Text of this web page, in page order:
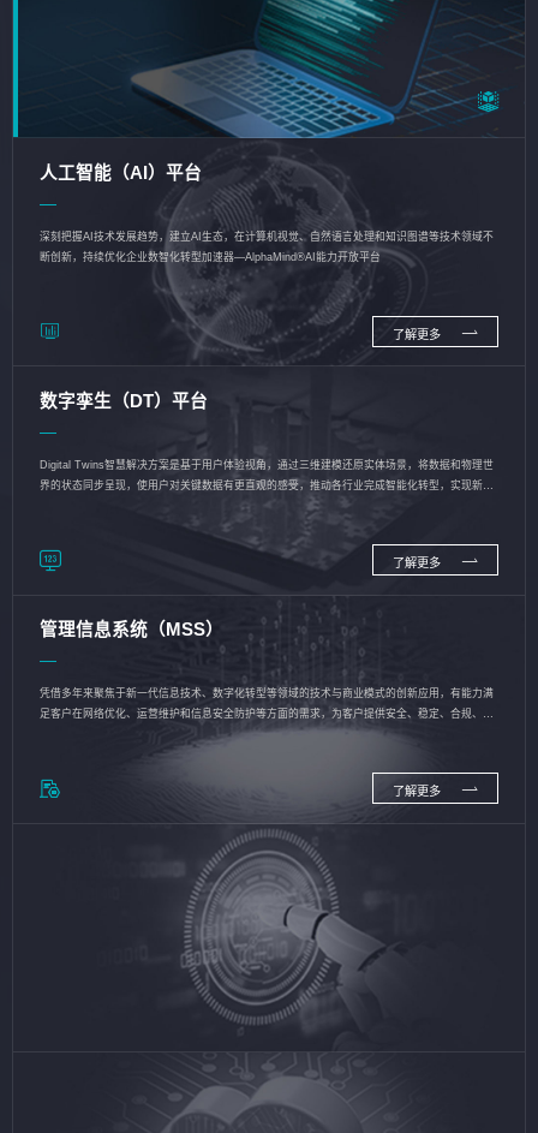
人工智能（AI）平台
深刻把握AI技术发展趋势，建立AI生态，在计算机视觉、自然语言处理和知识图谱等技术领域不
断创新，持续优化企业数智化转型加速器—AlphaMind®AI能力开放平台
了解更多
数字孪生（DT）平台
Digital Twins智慧解决方案是基于用户体验视角，通过三维建模还原实体场景，将数据和物理世
界的状态同步呈现，使用户对关键数据有更直观的感受，推动各行业完成智能化转型，实现新旧
了解更多
管理信息系统（MSS）
凭借多年来聚焦于新一代信息技术、数字化转型等领域的技术与商业模式的创新应用，有能力满
足客户在网络优化、运营维护和信息安全防护等方面的需求，为客户提供安全、稳定、合规、持
了解更多